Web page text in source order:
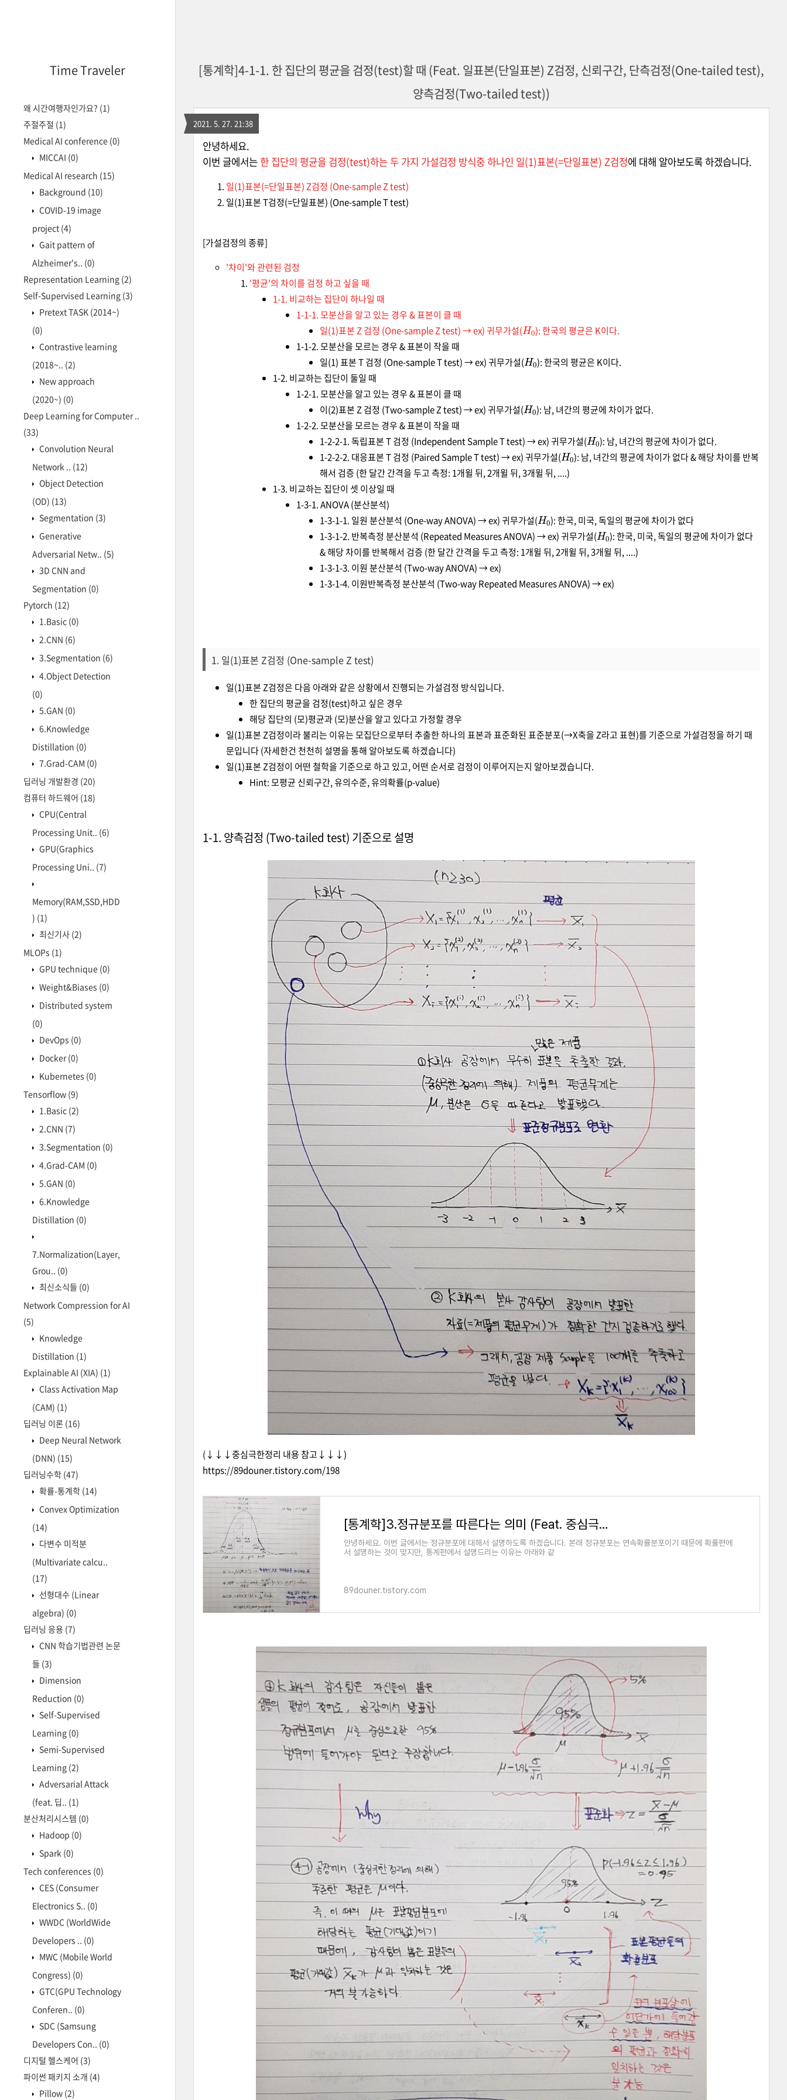
Time Traveler
왜 시간여행자인가요? (1)
주절주절 (1)
Medical AI conference (0)
MICCAI (0)
Medical AI research (15)
Background (10)
COVID-19 image
project (4)
Gait pattern of
Alzheimer's.. (0)
Representation Learning (2)
Self-Supervised Learning (3)
Pretext TASK (2014~)
(0)
Contrastive learning
(2018~.. (2)
New approach
(2020~) (0)
Deep Learning for Computer ..
(33)
Convolution Neural
Network .. (12)
Object Detection
(OD) (13)
Segmentation (3)
Generative
Adversarial Netw.. (5)
3D CNN and
Segmentation (0)
Pytorch (12)
1.Basic (0)
2.CNN (6)
3.Segmentation (6)
4.Object Detection
(0)
5.GAN (0)
6.Knowledge
Distillation (0)
7.Grad-CAM (0)
딥러닝 개발환경 (20)
컴퓨터 하드웨어 (18)
CPU(Central
Processing Unit.. (6)
GPU(Graphics
Processing Uni.. (7)
Memory(RAM,SSD,HDD
) (1)
최신기사 (2)
MLOPs (1)
GPU technique (0)
Weight&Biases (0)
Distributed system
(0)
DevOps (0)
Docker(0)
Kubernetes (0)
Tensorflow (9)
1.Basic (2)
2.CNN (7)
3.Segmentation (0)
4.Grad-CAM (0)
5.GAN (0)
6.Knowledge
Distillation (0)
7.Normalization(Layer,
Grou.. (0)
최신소식들 (0)
Network Compression for AI
(5)
Knowledge
Distillation (1)
Explainable AI (XIA) (1)
Class Activation Map
(CAM) (1)
딥러닝 이론 (16)
Deep Neural Network
(DNN) (15)
딥러닝수학 (47)
확률-통계학 (14)
Convex Optimization
(14)
다변수 미적분
(Multivariate calcu..
(17)
선형대수 (Linear
algebra) (0)
딥러닝 응용 (7)
CNN 학습기법관련 논문
들 (3)
Dimension
Reduction (0)
Self-Supervised
Learning (0)
Semi-Supervised
Learning (2)
Adversarial Attack
(feat. 딥.. (1)
분산처리시스템 (0)
Hadoop (0)
Spark (0)
Tech conferences (0)
CES (Consumer
Electronics S.. (0)
WWDC (WorldWide
Developers .. (0)
MWC (Mobile World
Congress) (0)
GTC(GPU Technology
Conferen.. (0)
SDC (Samsung
Developers Con.. (0)
디지털 헬스케어 (3)
파이썬 패키지 소개 (4)
Pillow (2)
[통계학]4-1-1. 한 집단의 평균을 검정(test)할 때 (Feat. 일표본(단일표본) Z검정, 신뢰구간, 단측검정(One-tailed test),
양측검정(Two-tailed test))
2021. 5. 27. 21:38
안녕하세요.
이번 글에서는 한 집단의 평균을 검정(test)하는 두 가지 가설검정 방식중 하나인 일(1)표본(=단일표본) Z검정에 대해 알아보도록 하겠습니다.
일(1)표본(=단일표본) Z검정 (One-sample Z test)
일(1)표본 T검정(=단일표본) (One-sample T test)
[가설검정의 종류]
'차이'와 관련된 검정
'평균'의 차이를 검정 하고 싶을 때
1-1. 비교하는 집단이 하나일 때
1-1-1. 모분산을 알고 있는 경우 & 표본이 클 때
일(1)표본 Z 검정 (One-sample Z test) → ex) 귀무가설(
): 한국의 평균은 K이다.
1-1-2. 모분산을 모르는 경우 & 표본이 작을 때
일(1) 표본 T 검정 (One-sample T test) → ex) 귀무가설(
): 한국의 평균은 K이다.
1-2. 비교하는 집단이 둘일 때
1-2-1. 모분산을 알고 있는 경우 & 표본이 클 때
이(2)표본 Z 검정 (Two-sample Z test) → ex) 귀무가설(
): 남, 녀간의 평균에 차이가 없다.
1-2-2. 모분산을 모르는 경우 & 표본이 작을 때
1-2-2-1. 독립표본 T 검정 (Independent Sample T test) → ex) 귀무가설(
): 남, 녀간의 평균에 차이가 없다.
1-2-2-2. 대응표본 T 검정 (Paired Sample T test) → ex) 귀무가설(
H
0
): 남, 녀간의 평균에 차이가 없다 & 해당 차이를 반복
해서 검증 (한 달간 간격을 두고 측정: 1개윌 뒤, 2개윌 뒤, 3개윌 뒤, ....)
1-3. 비교하는 집단이 셋 이상일 때
1-3-1. ANOVA (분산분석)
1-3-1-1. 일원 분산분석 (One-way ANOVA) → ex) 귀무가설(
): 한국, 미국, 독일의 평균에 차이가 없다
1-3-1-2. 반복측정 분산분석 (Repeated Measures ANOVA) → ex) 귀무가설(
H
0
): 한국, 미국, 독일의 평균에 차이가 없다
& 해당 차이를 반복해서 검증 (한 달간 간격을 두고 측정: 1개윌 뒤, 2개윌 뒤, 3개윌 뒤, ....)
1-3-1-3. 이원 분산분석 (Two-way ANOVA) → ex)
1-3-1-4. 이원반복측정 분산분석 (Two-way Repeated Measures ANOVA) → ex)
1. 일(1)표본 Z검정 (One-sample Z test)
일(1)표본 Z검정은 다음 아래와 같은 상황에서 진행되는 가설검정 방식입니다.
한 집단의 평균을 검정(test)하고 싶은 경우
해당 집단의 (모)평균과 (모)분산을 알고 있다고 가정할 경우
일(1)표본 Z검정이라 불리는 이유는 모집단으로부터 추출한 하나의 표본과 표준화된 표준분포(→X축을 Z라고 표현)를 기준으로 가설검정을 하기 때
문입니다 (자세한건 천천히 설명을 통해 알아보도록 하겠습니다)
일(1)표본 Z검정이 어떤 철학을 기준으로 하고 있고, 어떤 순서로 검정이 이루어지는지 알아보겠습니다.
Hint: 모평균 신뢰구간, 유의수준, 유의확률(p-value)
1-1. 양측검정 (Two-tailed test) 기준으로 설명
(↓↓↓중심극한정리 내용 참고↓↓↓)
https://89douner.tistory.com/198
[통계학]3.정규분포를 따른다는 의미 (Feat. 중심극한정리)
안녕하세요. 이번 글에서는 정규분포에 대해서 설명하도록 하겠습니다. 본래 정규분포는 연속확률분포이기 때문에 확률편에
서 설명하는 것이 맞지만, 통계편에서 설명드리는 이유는 아래와 같
89douner.tistory.com